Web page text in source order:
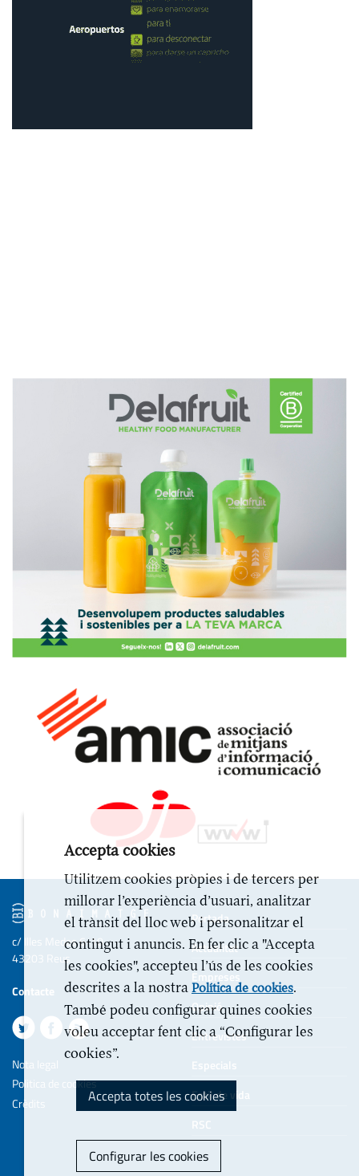
Portada
Actualitat
Empreses
Opinió
Entrevistes
Especials
Estil de vida
RSC
c/ Illes Medes 6-10
43203 Reus
Contacte
Nota legal
Politica de cookies
Crèdits
Accepta cookies
Utilitzem cookies pròpies i de tercers per
millorar l’experiència d’usuari, analitzar
el trànsit del lloc web i personalitzar el
contingut i anuncis. En fer clic a "Accepta
les cookies", accepteu l’ús de les cookies
descrites a la nostra Política de cookies.
També podeu configurar quines cookies
voleu acceptar fent clic a “Configurar les
cookies”.
Accepta totes les cookies
Configurar les cookies